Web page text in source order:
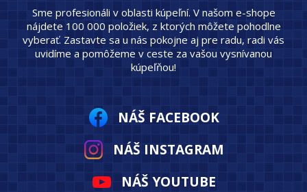
Sme profesionáli v oblasti kúpeľní. V našom e-shope
nájdete 100 000 položiek, z ktorých môžete pohodlne
vyberať. Zastavte sa u nás pokojne aj pre radu, radi vás
uvidíme a pomôžeme v ceste za vašou vysnívanou
kúpeľňou!
NÁŠ FACEBOOK
NÁŠ INSTAGRAM
NÁŠ YOUTUBE